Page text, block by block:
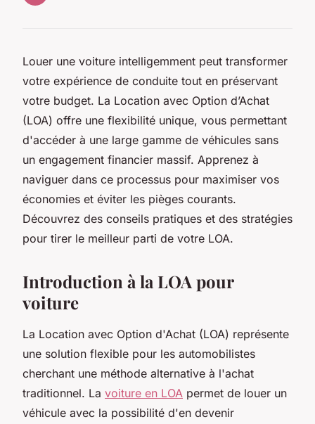
Louer une voiture intelligemment peut transformer
votre expérience de conduite tout en préservant
votre budget. La Location avec Option d’Achat
(LOA) offre une flexibilité unique, vous permettant
d'accéder à une large gamme de véhicules sans
un engagement financier massif. Apprenez à
naviguer dans ce processus pour maximiser vos
économies et éviter les pièges courants.
Découvrez des conseils pratiques et des stratégies
pour tirer le meilleur parti de votre LOA.
Introduction à la LOA pour
voiture
La Location avec Option d'Achat (LOA) représente
une solution flexible pour les automobilistes
cherchant une méthode alternative à l'achat
traditionnel. La voiture en LOA permet de louer un
véhicule avec la possibilité d'en devenir